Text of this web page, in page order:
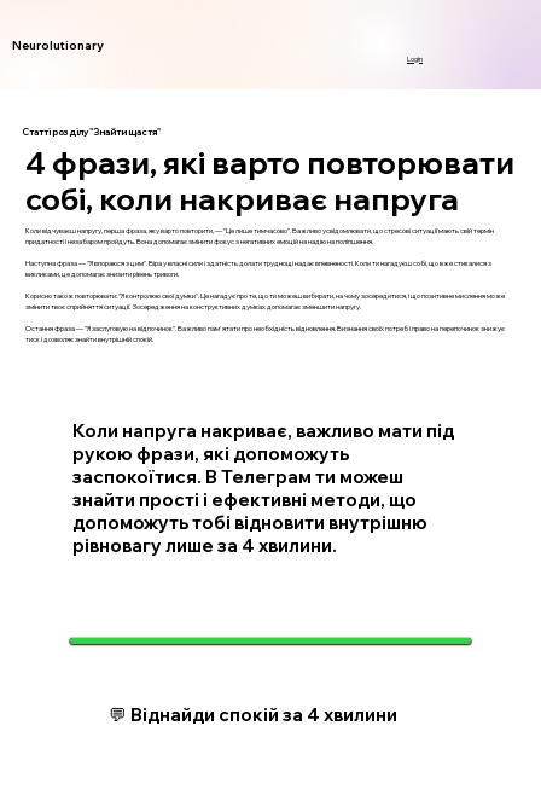
Neurolutionary
Login
Статті розділу "Знайти щастя"
4 фрази, які варто повторювати
собі, коли накриває напруга
Коли відчуваєш напругу, перша фраза, яку варто повторити, — "Це лише тимчасово". Важливо усвідомлювати, що стресові ситуації мають свій термін
придатності і незабаром пройдуть. Вона допомагає змінити фокус з негативних емоцій на надію на поліпшення.
Наступна фраза — "Я впораюся з цим". Віра у власні сили і здатність долати труднощі надає впевненості. Коли ти нагадуєш собі, що вже стикалися з
викликами, це допомагає знизити рівень тривоги.
Корисно також повторювати: "Я контролюю свої думки". Це нагадує про те, що ти можеш вибирати, на чому зосередитися, і що позитивне мислення може
змінити твоє сприйняття ситуації. Зосередження на конструктивних думках допомагає зменшити напругу.
Остання фраза — "Я заслуговую на відпочинок". Важливо пам'ятати про необхідність відновлення. Визнання своїх потреб і право на перепочинок знижує
тиск і дозволяє знайти внутрішній спокій.
Коли напруга накриває, важливо мати під
рукою фрази, які допоможуть
заспокоїтися. В Телеграм ти можеш
знайти прості і ефективні методи, що
допоможуть тобі відновити внутрішню
рівновагу лише за 4 хвилини.
💬 Віднайди спокій за 4 хвилини